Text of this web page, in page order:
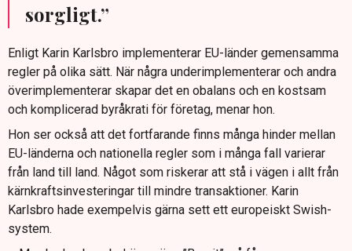
sorgligt.”
Enligt Karin Karlsbro implementerar EU-länder gemensamma
regler på olika sätt. När några underimplementerar och andra
överimplementerar skapar det en obalans och en kostsam
och komplicerad byråkrati för företag, menar hon.
Hon ser också att det fortfarande finns många hinder mellan
EU-länderna och nationella regler som i många fall varierar
från land till land. Något som riskerar att stå i vägen i allt från
kärnkraftsinvesteringar till mindre transaktioner. Karin
Karlsbro hade exempelvis gärna sett ett europeiskt Swish-
system.